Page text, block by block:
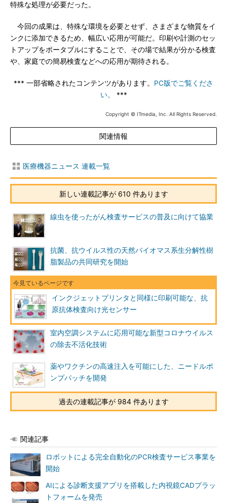
特殊な処理が必要だった。
今回の成果は、特殊な環境を必要とせず、さまざまな物質をイ
ンクに添加できるため、幅広い応用が可能だ。印刷や計測のセッ
トアップをポータブルにすることで、その場で結果が分かる検査
や、家庭での簡易検査などへの応用が期待される。
*** 一部省略されたコンテンツがあります。 PC版でご覧くださ
い。
***
Copyright © ITmedia, Inc. All Rights Reserved.
関連情報
医療機器ニュース 連載一覧
新しい連載記事が 610 件あります
線虫を使ったがん検査サービスの普及に向けて協業
抗菌、抗ウイルス性の天然バイオマス系生分解性樹
脂製品の共同研究を開始
インクジェットプリンタと同様に印刷可能な、抗
原抗体検査向け光センサー
室内空調システムに応用可能な新型コロナウイルス
の除去不活化技術
薬やワクチンの高速注入を可能にした、ニードルポ
ンプパッチを開発
過去の連載記事が 984 件あります
関連記事
ロボットによる完全自動化のPCR検査サービス事業を
開始
AIによる診断支援アプリを搭載した内視鏡CADプラッ
トフォームを発売